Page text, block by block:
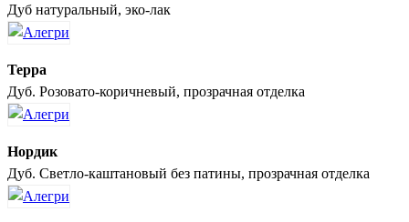
Дуб натуральный, эко-лак
Терра
Дуб. Розовато-коричневый, прозрачная отделка
Нордик
Дуб. Светло-каштановый без патины, прозрачная отделка